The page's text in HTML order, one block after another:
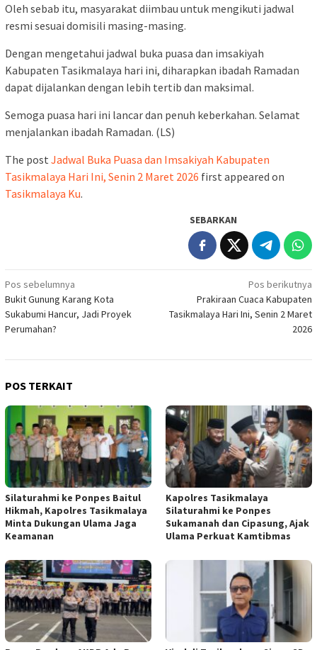
Oleh sebab itu, masyarakat diimbau untuk mengikuti jadwal
resmi sesuai domisili masing-masing.
Dengan mengetahui jadwal buka puasa dan imsakiyah
Kabupaten Tasikmalaya hari ini, diharapkan ibadah Ramadan
dapat dijalankan dengan lebih tertib dan maksimal.
Semoga puasa hari ini lancar dan penuh keberkahan. Selamat
menjalankan ibadah Ramadan. (LS)
The post Jadwal Buka Puasa dan Imsakiyah Kabupaten
Tasikmalaya Hari Ini, Senin 2 Maret 2026 first appeared on
Tasikmalaya Ku.
SEBARKAN
Navigasi
pos
Pos sebelumnya
Bukit Gunung Karang Kota
Sukabumi Hancur, Jadi Proyek
Perumahan?
Pos berikutnya
Prakiraan Cuaca Kabupaten
Tasikmalaya Hari Ini, Senin 2 Maret
2026
POS TERKAIT
Silaturahmi ke Ponpes Baitul
Hikmah, Kapolres Tasikmalaya
Minta Dukungan Ulama Jaga
Keamanan
Kapolres Tasikmalaya
Silaturahmi ke Ponpes
Sukamanah dan Cipasung, Ajak
Ulama Perkuat Kamtibmas